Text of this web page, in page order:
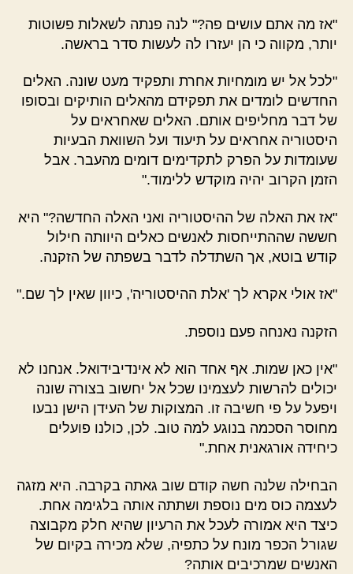
"אז מה אתם עושים פה?" לנה פנתה לשאלות פשוטות
יותר, מקווה כי הן יעזרו לה לעשות סדר בראשה.
"לכל אל יש מומחיות אחרת ותפקיד מעט שונה. האלים
החדשים לומדים את תפקידם מהאלים הותיקים ובסופו
של דבר מחליפים אותם. האלים שאחראים על
היסטוריה אחראים על תיעוד ועל השוואת הבעיות
שעומדות על הפרק לתקדימים דומים מהעבר. אבל
הזמן הקרוב יהיה מוקדש ללימוד."
"אז את האלה של ההיסטוריה ואני האלה החדשה?" היא
חששה שההתייחסות לאנשים כאלים היוותה חילול
קודש בוטא, אך השתדלה לדבר בשפתה של הזקנה.
"אז אולי אקרא לך 'אלת ההיסטוריה', כיוון שאין לך שם."
הזקנה נאנחה פעם נוספת.
"אין כאן שמות. אף אחד הוא לא אינדיבידואל. אנחנו לא
יכולים להרשות לעצמינו שכל אל יחשוב בצורה שונה
ויפעל על פי חשיבה זו. המצוקות של העידן הישן נבעו
מחוסר הסכמה בנוגע למה טוב. לכן, כולנו פועלים
כיחידה אורגאנית אחת."
הבחילה שלנה חשה קודם שוב גאתה בקרבה. היא מזגה
לעצמה כוס מים נוספת ושתתה אותה בלגימה אחת.
כיצד היא אמורה לעכל את הרעיון שהיא חלק מקבוצה
שגורל הכפר מונח על כתפיה, שלא מכירה בקיום של
האנשים שמרכיבים אותה?